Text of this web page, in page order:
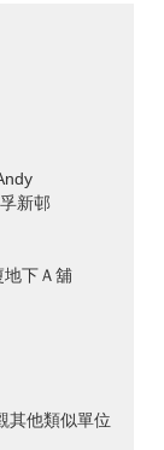
新邨
地下Ａ舖
其他類似單位